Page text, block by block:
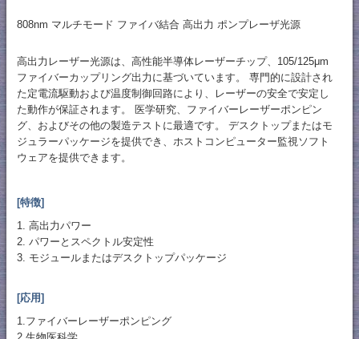
808nm マルチモード ファイバ結合 高出力 ポンプレーザ光源
高出力レーザー光源は、高性能半導体レーザーチップ、105/125μm
ファイバーカップリング出力に基づいています。 専門的に設計され
た定電流駆動および温度制御回路により、レーザーの安全で安定し
た動作が保証されます。 医学研究、ファイバーレーザーポンピン
グ、およびその他の製造テストに最適です。 デスクトップまたはモ
ジュラーパッケージを提供でき、ホストコンピューター監視ソフト
ウェアを提供できます。
[特徴]
1. 高出力パワー
2. パワーとスペクトル安定性
3. モジュールまたはデスクトップパッケージ
[応用]
1.ファイバーレーザーポンピング